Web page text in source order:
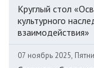
Круглый стол
культурного
взаимодействия»
07 ноябрь 2025,